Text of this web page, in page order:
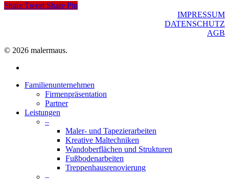
Share Tweet Share Pin
IMPRESSUM
DATENSCHUTZ
AGB
© 2026 malermaus.
Close
Familienunternehmen
Firmenpräsentation
Partner
Leistungen
–
Maler- und Tapezierarbeiten
Kreative Maltechniken
Wandoberflächen und Strukturen
Fußbodenarbeiten
Treppenhausrenovierung
–